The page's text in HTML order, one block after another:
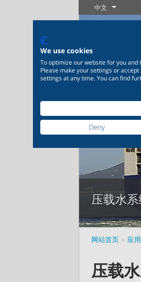
中文
最新产品
工业制程
20,000种产品可
业应用系统
了解更多
压载水
网站首页 应
压载
We use cookies
To optimize our website for you
Please make your settings or
settings at any time. You can find
Deny